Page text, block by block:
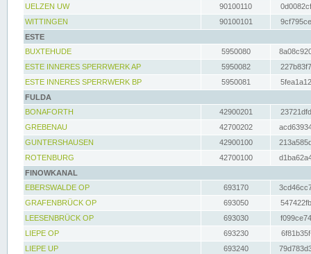
UELZEN UW
90100110
WITTINGEN
90100101
ESTE
BUXTEHUDE
5950080
ESTE INNERES SPERRWERK AP
5950082
ESTE INNERES SPERRWERK BP
5950081
FULDA
BONAFORTH
42900201
GREBENAU
42700202
GUNTERSHAUSEN
42900100
ROTENBURG
42700100
FINOWKANAL
EBERSWALDE OP
693170
GRAFENBRÜCK OP
693050
LEESENBRÜCK OP
693030
LIEPE OP
693230
LIEPE UP
693240